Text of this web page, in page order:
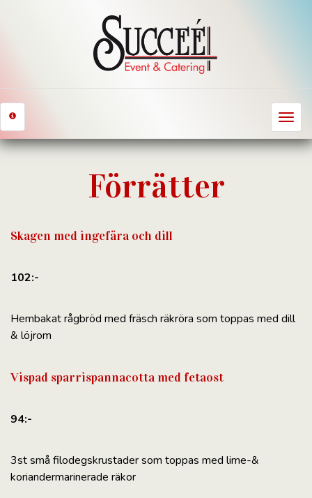
Toggle
Förrätter
Skagen med ingefära och dill
102:-
Hembakat rågbröd med fräsch räkröra som toppas med dill
& löjrom
Vispad sparrispannacotta med fetaost
94:-
3st små filodegskrustader som toppas med lime-&
koriandermarinerade räkor